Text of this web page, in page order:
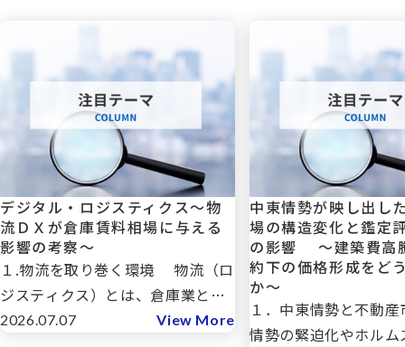
デジタル・ロジスティクス～物
流ＤＸが倉庫賃料相場に与える
影響の考察～
１.物流を取り巻く環境 物流（ロ
ジスティクス）とは、倉庫業と運
送業を主体とするモノの流れ全般
2026.07.07 View More
中東情勢が映し出し
場の構造変化と鑑定
の影響 ～建築費高
約下の価格形成をど
か～
１．中東情勢と不動
情勢の緊迫化やホル